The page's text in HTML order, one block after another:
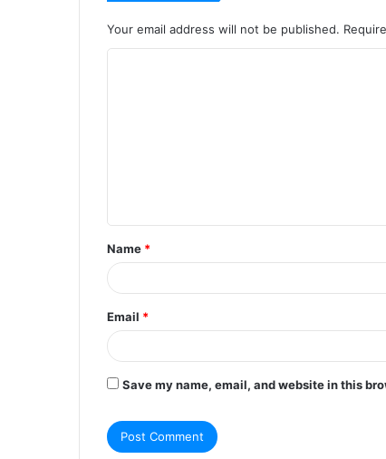
Your email address will not be published.
t
*
Name *
Email *
Save my name, email, and website in this